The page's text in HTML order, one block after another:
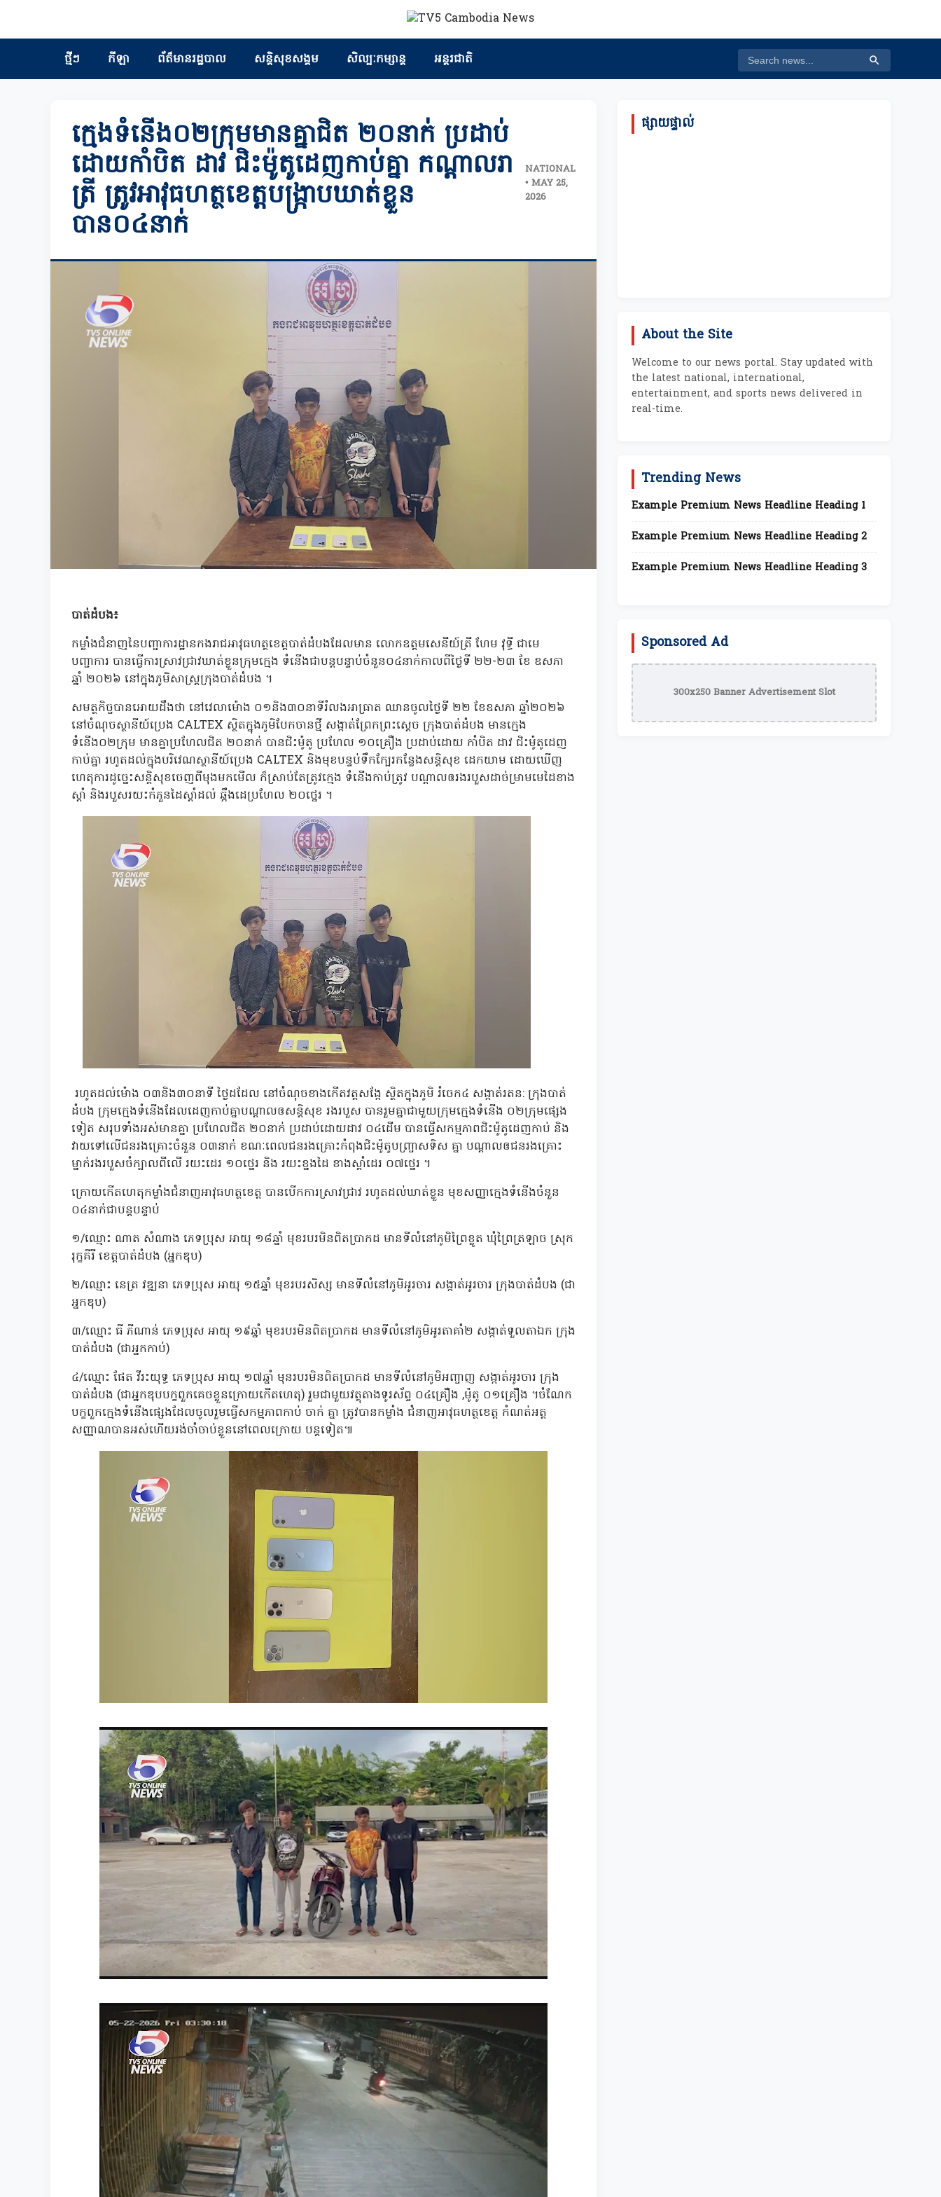
ថ្មីៗ កីឡា ព័ត៏មានរដ្ឋបាល សន្តិសុខសង្គម សិល្បៈកម្សាន្ត អន្តរជាតិ
ក្មេងទំនើង០២ក្រុមមានគ្នាជិត ២០នាក់ ប្រដាប់
ដោយកាំបិត ដាវ ជិះម៉ូតូដេញកាប់គ្នា កណ្តាលរា
ត្រី ត្រូវអាវុធហត្ថខេត្តបង្ក្រាបឃាត់ខ្លួន
បាន០៤នាក់
NATIONAL
• MAY 25,
2026
បាត់ដំបង៖
កម្លាំងជំនាញនៃបញ្ជាការដ្ឋានកងរាជអាវុធហត្ថខេត្តបាត់ដំបងដែលមាន លោកឧត្តមសេនីយ៍ត្រី ហែម វុទ្ធី ជាមេ
បញ្ជាការ បានធ្វើការស្រាវជ្រាវឃាត់ខ្លួនក្រុមក្មេង ទំនើងជាបន្តបន្ទាប់ចំនួន០៤នាក់កាលពីថ្ងៃទី ២២-២៣ ខែ ឧសភា
ឆ្នាំ ២០២៦ នៅក្នុងភូមិសាស្ត្រក្រុងបាត់ដំបង ។
សមត្ថកិច្ចបានអោយដឹងថា នៅវេលាម៉ោង ០១និង៣០នាទីរំលងអាធ្រាត ឈានចូលថ្ងៃទី ២២ ខែឧសភា ឆ្នាំ២០២៦
នៅចំណុចស្ថានីយ៍ប្រេង CALTEX ស្ថិតក្នុងភូមិបែកចានថ្មី សង្កាត់ព្រែកព្រះស្តេច ក្រុងបាត់ដំបង មានក្មេង
ទំនើង០២ក្រុម មានគ្នាប្រហែលជិត ២០នាក់ បានជិះម៉ូតូ ប្រហែល ១០គ្រឿង ប្រដាប់ដោយ កាំបិត ដាវ ជិះម៉ូតូដេញ
កាប់គ្នា រហូតដល់ក្នុងបរិវេណស្ថានីយ៍ប្រេង CALTEX និងមុខបន្ទប់ទឹកក្បែរកន្លែងសន្តិសុខ ដេកយាម ដោយឃើញ
ហេតុការដូច្នេះសន្តិសុខចេញពីមុងមកមើល ក៏ស្រាប់តែត្រូវក្មេង ទំនើងកាប់ត្រូវ បណ្តាលឲរងរបួសដាច់ម្រាមមេដៃខាង
ស្តាំ និងរបួសរយះកំភួនដៃស្តាំដល់ ឆ្អឹងដេប្រហែល ២០ថ្នេរ ។
រហូតដល់ម៉ោង ០៣និង៣០នាទី ថ្ងៃដដែល នៅចំណុចខាងកើតវត្តសង្កែ ស្ថិតក្នុងភូមិ រំចេក៤ សង្កាត់រតន: ក្រុងបាត់
ដំបង ក្រុមក្មេងទំនើងដែលដេញកាប់គ្នាបណ្តាលឲសន្តិសុខ រងរបួស បានរួមគ្នាជាមួយក្រុមក្មេងទំនើង ០២ក្រុមផ្សេង
ទៀត សរុបទាំងអស់មានគ្នា ប្រហែលជិត ២០នាក់ ប្រដាប់ដោយដាវ ០៤ដើម បានធ្វើសកម្មភាពជិះម៉ូតូដេញកាប់ និង
វាយទៅលើជនរងគ្រោះចំនួន ០៣នាក់ ខណៈពេលជនរងគ្រោះកំពុងជិះម៉ូតូបញ្ច្រាសទិស គ្នា បណ្តាលឲជនរងគ្រោះ
ម្នាក់រងរបួសចំក្បាលពីលើ រយះដេរ ១០ថ្នេរ និង រយះខ្នងដៃ ខាងស្តាំដេរ ០៧ថ្នេរ ។
ក្រោយកើតហេតុកម្លាំងជំនាញអាវុធហត្ថខេត្ត បានបើកការស្រាវជ្រាវ រហូតដល់ឃាត់ខ្លួន មុខសញ្ញាក្មេងទំនើងចំនួន
០៤នាក់ជាបន្តបន្ទាប់
១/ឈ្មោះ ណាត សំណាង ភេទប្រុស អាយុ ១៨ឆ្នាំ មុខរបរមិនពិតប្រាកដ មានទីលំនៅភូមិព្រៃខ្លូត ឃុំព្រៃត្រឡាច ស្រុក
រុក្ខគីរី ខេត្តបាត់ដំបង (អ្នកឌុប)
២/ឈ្មោះ នេត្រ វឌ្ឍនា ភេទប្រុស អាយុ ១៥ឆ្នាំ មុខរបរសិស្ស មានទីលំនៅភូមិអូរចារ សង្កាត់អូរចារ ក្រុងបាត់ដំបង (ជា
អ្នកឌុប)
៣/ឈ្មោះ ធី ភីណាន់ ភេទប្រុស អាយុ ១៩ឆ្នាំ មុខរបរមិនពិតប្រាកដ មានទីលំនៅភូមិអូរតាគាំ២ សង្កាត់ទួលតាឯក ក្រុង
បាត់ដំបង (ជាអ្នកកាប់)
៤/ឈ្មោះ ផែត វីរះយុទ្ធ ភេទប្រុស អាយុ ១៧ឆ្នាំ មុនរបរមិនពិតប្រាកដ មានទីលំនៅភូមិអញ្ចាញ សង្កាត់អូរចារ ក្រុង
បាត់ដំបង (ជាអ្នកឌុបបក្ខពួកគេចខ្លួនក្រោយកើតហេតុ) រួមជាមួយវត្ថុតាងទូរស័ព្ទ ០៤គ្រឿង ,ម៉ូតូ ០១គ្រឿង ។ចំណែក
បក្ខពួកក្មេងទំនើងផ្សេងដែលចូលរួមធ្វើសកម្មភាពកាប់ ចាក់ គ្នា ត្រូវបានកម្លាំង ជំនាញអាវុធហត្ថខេត្ត កំណត់អត្ត
សញ្ញាណបានអស់ហើយរង់ចាំចាប់ខ្លួននៅពេលក្រោយ បន្តទៀត៕
ផ្សាយផ្ទាល់
About the Site
Welcome to our news portal. Stay updated with
the latest national, international,
entertainment, and sports news delivered in
real-time.
Trending News
Example Premium News Headline Heading 1
Example Premium News Headline Heading 2
Example Premium News Headline Heading 3
Sponsored Ad
300x250 Banner Advertisement Slot